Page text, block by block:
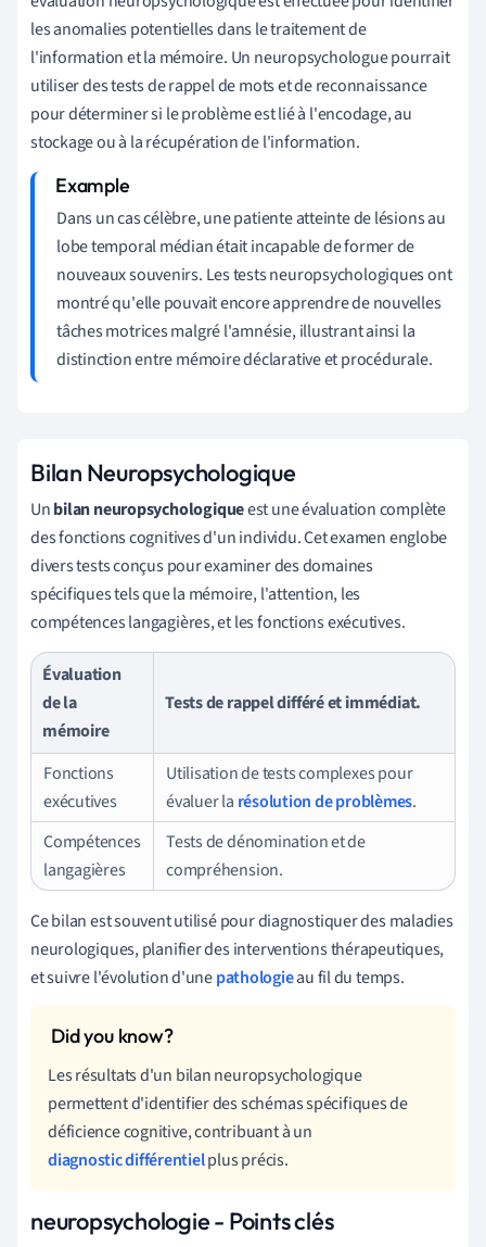
les anomalies potentielles dans le traitement de
l'information et la mémoire. Un neuropsychologue pourrait
utiliser des tests de rappel de mots et de reconnaissance
pour déterminer si le problème est lié à l'encodage, au
stockage ou à la récupération de l'information.
Dans un cas célèbre, une patiente atteinte de lésions au
lobe temporal médian était incapable de former de
nouveaux souvenirs. Les tests neuropsychologiques ont
montré qu'elle pouvait encore apprendre de nouvelles
tâches motrices malgré l'amnésie, illustrant ainsi la
distinction entre mémoire déclarative et procédurale.
Bilan Neuropsychologique
Unbilan neuropsychologiqueest une évaluation complète
des fonctions cognitives d'un individu. Cet examen englobe
divers tests conçus pour examiner des domaines
spécifiques tels que la mémoire, l'attention, les
compétences langagières, et les fonctions exécutives.
Évaluation
de la
mémoire
Tests de rappel différé et immédiat.
Fonctions
exécutives
Utilisation de tests complexes pour
évaluer la résolution de problèmes.
Compétences
langagières
Tests de dénomination et de
compréhension.
Ce bilan est souvent utilisé pour diagnostiquer des maladies
neurologiques, planifier des interventions thérapeutiques,
et suivre l'évolution d'unepathologieau fil du temps.
Les résultats d'un bilan neuropsychologique
permettent d'identifier des schémas spécifiques de
déficience cognitive, contribuant à un
diagnostic différentielplus précis.
neuropsychologie - Points clés